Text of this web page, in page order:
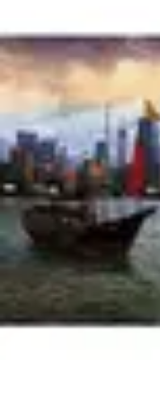
ExplorationCartographie
GéographiqueGéographie
Géographie Explore